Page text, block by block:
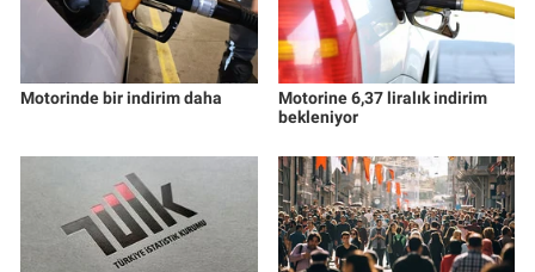
Motorinde bir indirim daha
Motorine 6,37 liralık indirim
bekleniyor